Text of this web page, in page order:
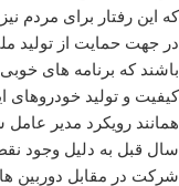
که این رفتار برای مردم
در جهت حمایت از تولید
باشند که برنامه های
کیفیت و تولید خودروهای
همانند رویکرد مدیر
سال قبل به دلیل وجود
شرکت در مقابل دوربین